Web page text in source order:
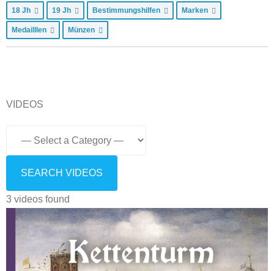
18 Jh 19 Jh Bestimmungshilfen Marken
Medailllen Münzen
VIDEOS
3 videos found